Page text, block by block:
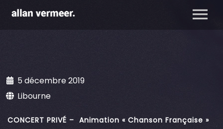
5 décembre 2019
Libourne
CONCERT PRIVÉ – Animation « Chanson Française »